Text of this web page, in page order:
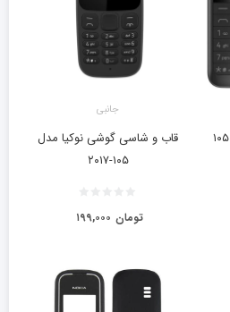
قاب و شاسی گوشی نوکیا مدل ۱۰۵
جانبی
قاب و شاسی گوشی نوکیا مدل
۱۰۵-۲۰۱۷
۱۹۹,۰۰۰ تومان